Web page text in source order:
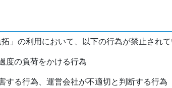
」の利用において、以下の行為が禁止されて
度の負荷をかける行為
する行為、運営会社が不適切と判断する行為